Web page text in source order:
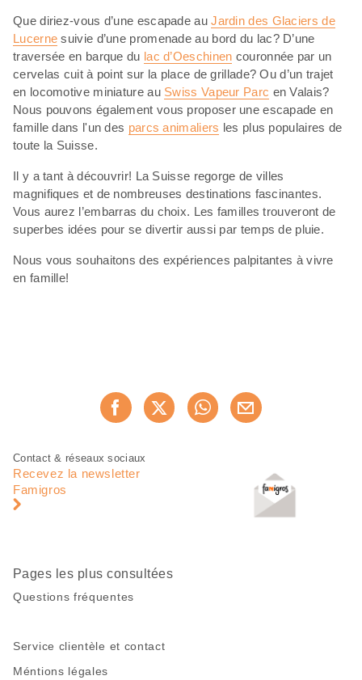
Que diriez-vous d’une escapade auJardin des Glaciers de
Lucerne suivie d’une promenade au bord du lac? D’une
traversée en barque du lac d’Oeschinen couronnée par un
cervelas cuit à point sur la place de grillade? Ou d’un trajet
en locomotive miniature au Swiss Vapeur Parc en Valais?
Nous pouvons également vous proposer une escapade en
famille dans l'un des parcs animaliers les plus populaires de
toute la Suisse.
Il y a tant à découvrir! La Suisse regorge de villes
magnifiques et de nombreuses destinations fascinantes.
Vous aurez l’embarras du choix. Les familles trouveront de
superbes idées pour se divertir aussi par temps de pluie.
Nous vous souhaitons des expériences palpitantes à vivre
en famille!
Recommander maintenant
Pied
page
Navigation
pied
Contact & réseaux sociaux
Recevez la newsletter
Famigros
Pages les plus consultées
Questions fréquentes
Service clientèle et contact
Méntions légales